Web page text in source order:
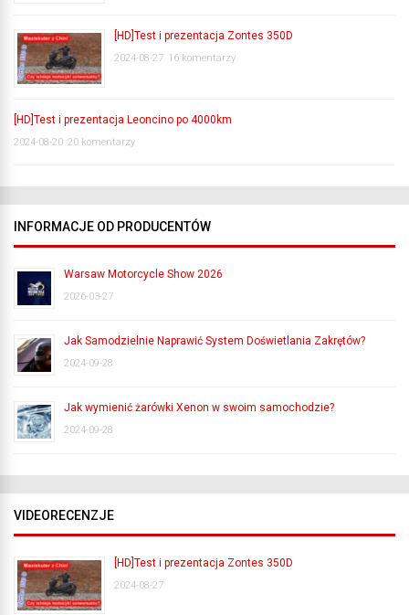
[HD]Test i prezentacja Zontes 350D
2024-08-27 16 komentarzy
[HD]Test i prezentacja Leoncino po 4000km
2024-08-20 20 komentarzy
INFORMACJE OD PRODUCENTÓW
Warsaw Motorcycle Show 2026
2026-03-27
Jak Samodzielnie Naprawić System Doświetlania Zakrętów?
2024-09-28
Jak wymienić żarówki Xenon w swoim samochodzie?
2024-09-28
VIDEORECENZJE
[HD]Test i prezentacja Zontes 350D
2024-08-27